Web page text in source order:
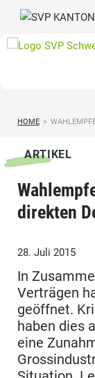
HOME >
ARTIKEL
direkten
28. Juli 2015
In
Verträgen
geöffnet.
haben dies
eine